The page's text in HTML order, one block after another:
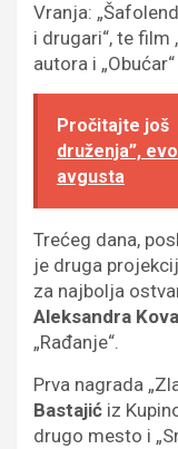
Vranja:
i drugari“, te film
autora i „Obućar“
Pročitajte još
druženja”,
avgusta
Trećeg dana,
je druga
za najbolja
Aleksandra
„Rađanje“.
Prva nagrada
Bastajić iz
drugo mesto i